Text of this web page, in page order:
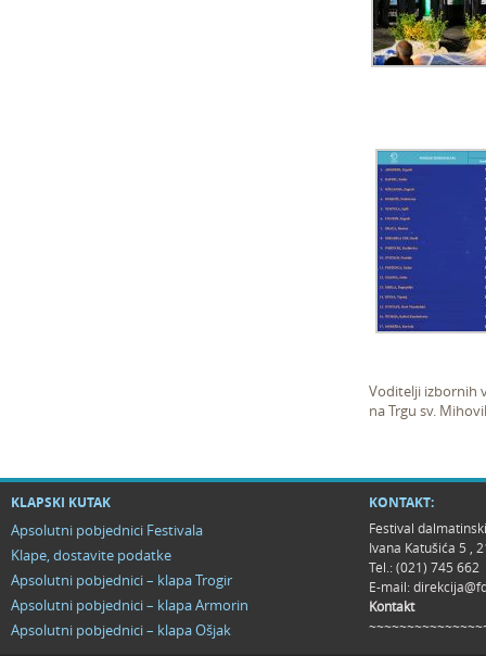
Voditelji izbornih
na Trgu sv.
KLAPSKI KUTAK
Apsolutni pobjednici Festivala
Klape, dostavite podatke
Apsolutni pobjednici – klapa Trogir
Apsolutni pobjednici – klapa Armorin
Apsolutni pobjednici – klapa Ošjak
KONTAKT:
Festival
Ivana Katušića 5 ,
Tel.: (021) 745 662
E-mail:
Kontakt